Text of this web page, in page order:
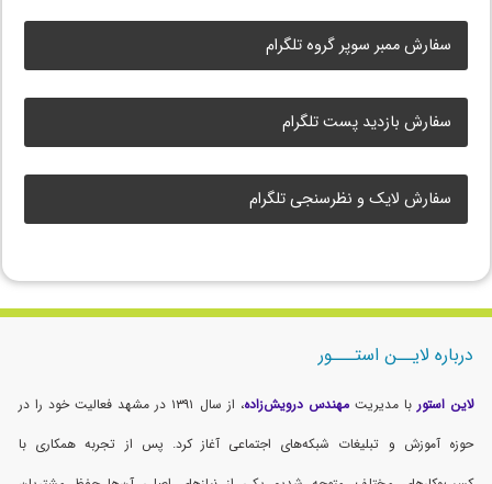
سفارش ممبر سوپر گروه تلگرام
سفارش بازدید پست تلگرام
سفارش لایک و نظرسنجی تلگرام